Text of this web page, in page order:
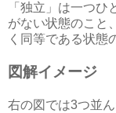
「独立」は一つ
がない状態のこと
く同等である状態
図解イメージ
右の図では3つ並